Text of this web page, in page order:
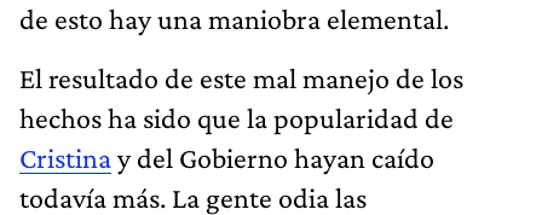
de esto hay una maniobra elemental.
El resultado de este mal manejo de los
hechos ha sido que la popularidad de
Cristinay del Gobierno hayan caído
todavía más. La gente odia las